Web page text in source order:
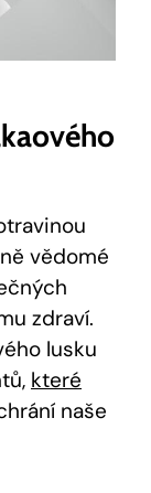
‌vědomé
zdraví.
lusku
které
naše